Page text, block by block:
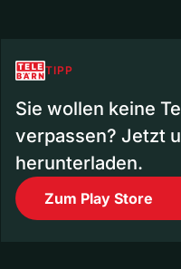
TIPP
Sie wollen keine
verpassen? Jetzt
herunterladen.
Zum Play Store